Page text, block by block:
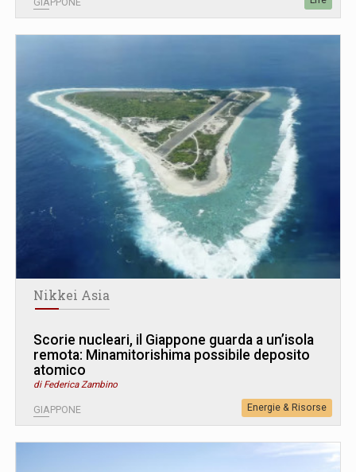
Nikkei Asia
Scorie nucleari, il Giappone guarda a un’isola
remota: Minamitorishima possibile deposito
atomico
di Federica Zambino
GIAPPONE Energie & Risorse